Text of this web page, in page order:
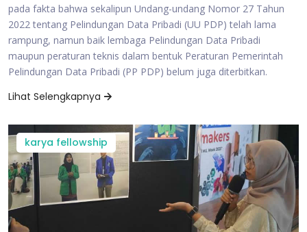
pada fakta bahwa sekalipun Undang-undang Nomor 27 Tahun
2022 tentang Pelindungan Data Pribadi (UU PDP) telah lama
rampung, namun baik lembaga Pelindungan Data Pribadi
maupun peraturan teknis dalam bentuk Peraturan Pemerintah
Pelindungan Data Pribadi (PP PDP) belum juga diterbitkan.
Lihat Selengkapnya
karya fellowship